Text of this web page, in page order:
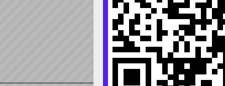
특수문자
이전글